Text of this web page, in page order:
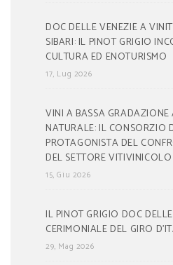
DOC DELLE VENEZIE A
SIBARI: IL PINOT GRIGIO
CULTURA ED ENOTURISMO
17, Lug 2026
VINI A BASSA
NATURALE: IL CONSORZIO
PROTAGONISTA DEL
DEL SETTORE
15, Giu 2026
IL PINOT GRIGIO DOC
CERIMONIALE DEL GIRO
29, Mag 2026